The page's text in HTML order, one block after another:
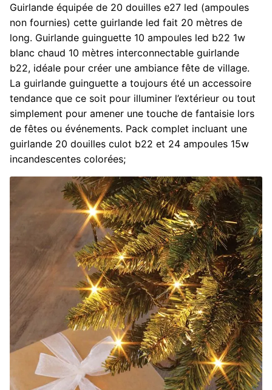
Guirlande équipée de 20 douilles e27 led (ampoules
non fournies) cette guirlande led fait 20 mètres de
long. Guirlande guinguette 10 ampoules led b22 1w
blanc chaud 10 mètres interconnectable guirlande
b22, idéale pour créer une ambiance fête de village.
La guirlande guinguette a toujours été un accessoire
tendance que ce soit pour illuminer l’extérieur ou tout
simplement pour amener une touche de fantaisie lors
de fêtes ou événements. Pack complet incluant une
guirlande 20 douilles culot b22 et 24 ampoules 15w
incandescentes colorées;